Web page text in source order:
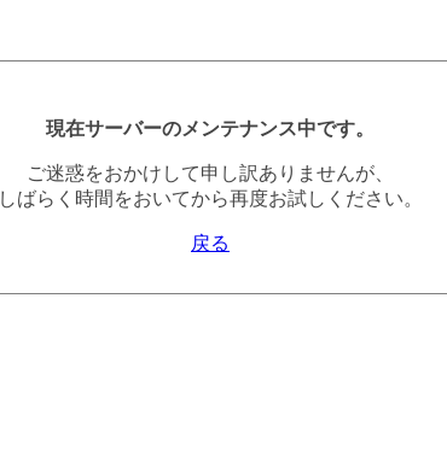
現在サーバーのメンテナンス中です。
ご迷惑をおかけして申し訳ありませんが、
しばらく時間をおいてから再度お試しください。
戻る